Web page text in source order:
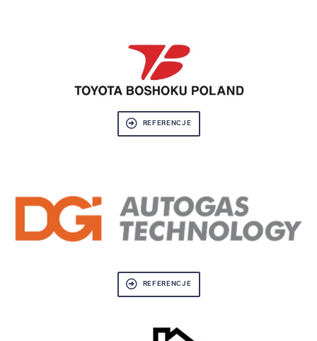
REFERENCJE
REFERENCJE